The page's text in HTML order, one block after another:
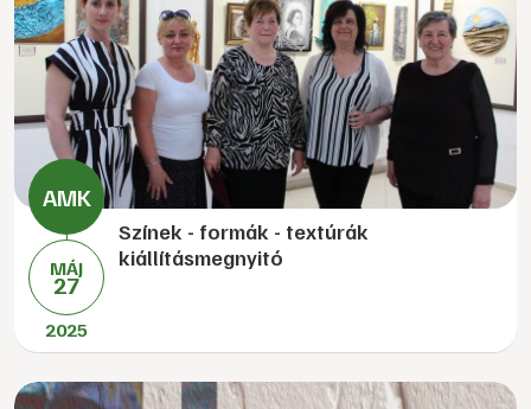
MÁJ
27
2025
Színek - formák - textúrák
kiállításmegnyitó